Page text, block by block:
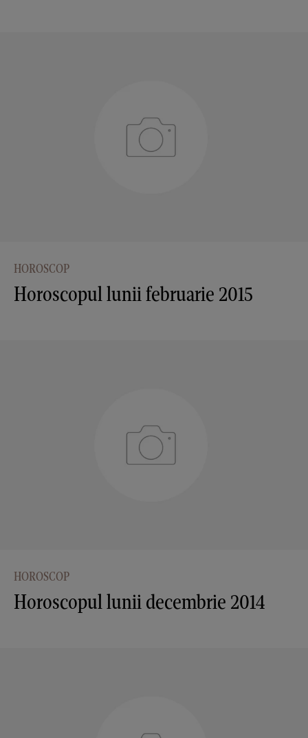
HOROSCOP
Horoscopul lunii februarie 2015
HOROSCOP
Horoscopul lunii decembrie 2014